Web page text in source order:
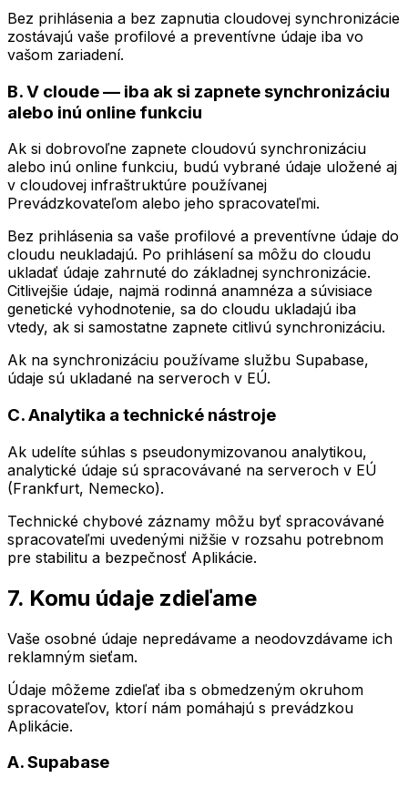
Bez prihlásenia a bez zapnutia cloudovej synchronizácie
zostávajú vaše profilové a preventívne údaje iba vo
vašom zariadení.
B. V cloude — iba ak si zapnete synchronizáciu
alebo inú online funkciu
Ak si dobrovoľne zapnete cloudovú synchronizáciu
alebo inú online funkciu, budú vybrané údaje uložené aj
v cloudovej infraštruktúre používanej
Prevádzkovateľom alebo jeho spracovateľmi.
Bez prihlásenia sa vaše profilové a preventívne údaje do
cloudu neukladajú. Po prihlásení sa môžu do cloudu
ukladať údaje zahrnuté do základnej synchronizácie.
Citlivejšie údaje, najmä rodinná anamnéza a súvisiace
genetické vyhodnotenie, sa do cloudu ukladajú iba
vtedy, ak si samostatne zapnete citlivú synchronizáciu.
Ak na synchronizáciu používame službu Supabase,
údaje sú ukladané na serveroch v EÚ.
C. Analytika a technické nástroje
Ak udelíte súhlas s pseudonymizovanou analytikou,
analytické údaje sú spracovávané na serveroch v EÚ
(Frankfurt, Nemecko).
Technické chybové záznamy môžu byť spracovávané
spracovateľmi uvedenými nižšie v rozsahu potrebnom
pre stabilitu a bezpečnosť Aplikácie.
7. Komu údaje zdieľame
Vaše osobné údaje nepredávame a neodovzdávame ich
reklamným sieťam.
Údaje môžeme zdieľať iba s obmedzeným okruhom
spracovateľov, ktorí nám pomáhajú s prevádzkou
Aplikácie.
A. Supabase